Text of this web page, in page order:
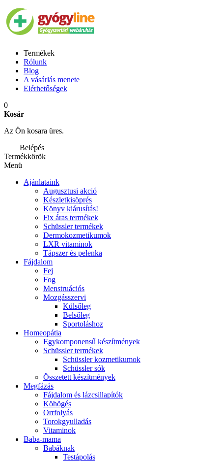
Termékek
Rólunk
Blog
A vásárlás menete
Elérhetőségek
0
Kosár
Az Ön kosara üres.
Belépés
Termékkörök
Menü
Ajánlataink
Augusztusi akció
Készletkisöprés
Könyv kiárusítás!
Fix áras termékek
Schüssler termékek
Dermokozmetikumok
LXR vitaminok
Tápszer és pelenka
Fájdalom
Fej
Fog
Menstruációs
Mozgásszervi
Külsőleg
Belsőleg
Sportoláshoz
Homeopátia
Egykomponensű készítmények
Schüssler termékek
Schüssler kozmetikumok
Schüssler sók
Összetett készítmények
Megfázás
Fájdalom és lázcsillapítók
Köhögés
Orrfolyás
Torokgyulladás
Vitaminok
Baba-mama
Babáknak
Testápolás